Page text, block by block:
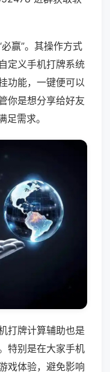
赢”。其操作方式
定义手机打牌系统
功能，一键便可以
你是想分享给好友
需求。
打牌计算辅助也是
特别是在大家手机
戏体验，避免影响